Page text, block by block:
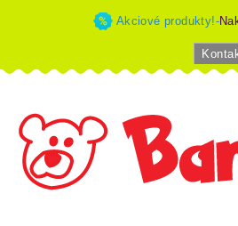
Akciové produkty!-